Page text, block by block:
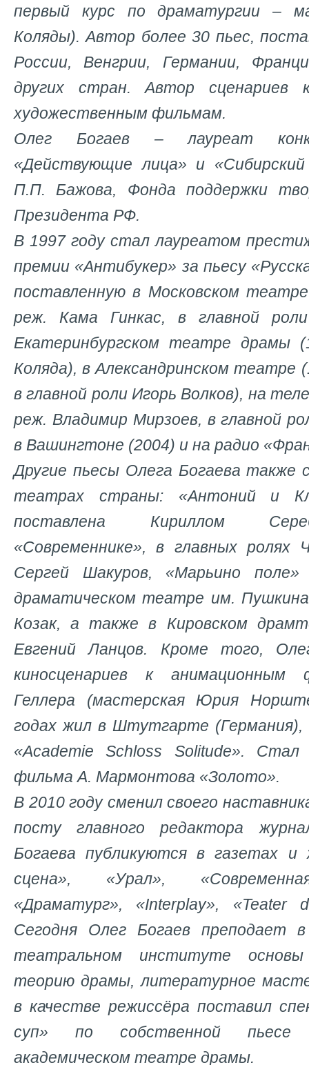
первый курс по драматургии –
Коляды). Автор более 30 пьес,
России, Венгрии, Германии,
других стран. Автор сценариев
художественным фильмам.
Олег Богаев – лауреат
«Действующие лица» и
П.П. Бажова, Фонда поддержки
Президента РФ.
В 1997 году стал лауреатом
премии «Антибукер» за пьесу
поставленную в Московском
реж. Кама Гинкас, в главной
Екатеринбургском театре драмы
Коляда), в Александринском театре
в главной роли Игорь Волков), на
реж. Владимир Мирзоев, в главной
в Вашингтоне (2004) и на радио
Другие пьесы Олега Богаева также
театрах страны: «Антоний и
поставлена Кириллом
«Современнике», в главных ролях
Сергей Шакуров, «Марьино
драматическом театре им.
Козак, а также в Кировском
Евгений Ланцов. Кроме того,
киносценариев к анимационным
Геллера (мастерская Юрия
годах жил в Штутгарте
«Academie Schloss Solitude».
фильма А. Мармонтова «Золото».
В 2010 году сменил своего
посту главного редактора
Богаева публикуются в газетах и
сцена», «Урал»,
«Драматург», «Interplay», «Teater
Сегодня Олег Богаев преподает в
театральном институте основы
теорию драмы, литературное
в качестве режиссёра поставил
суп» по собственной пьесе
академическом театре драмы.